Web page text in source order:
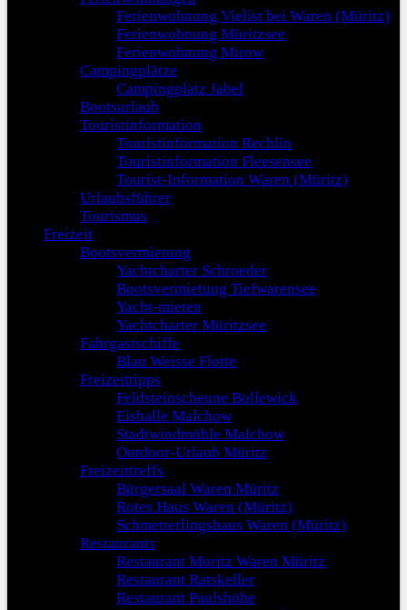
Ferienwohnung Vielist bei Waren (Müritz)
Ferienwohnung Müritzsee
Ferienwohnung Mirow
Campingplätze
Campingplatz Jabel
Bootsurlaub
Touristinformation
Touristinformation Rechlin
Touristinformation Fleesensee
Tourist-Information Waren (Müritz)
Urlaubsführer
Tourismus
Freizeit
Bootsvermietung
Yachtcharter Schroeder
Bootsvermietung Tiefwarensee
Yacht-mieten
Yachtcharter Müritzsee
Fahrgastschiffe
Blau Weisse Flotte
Freizeittipps
Feldsteinscheune Bollewick
Eishalle Malchow
Stadtwindmühle Malchow
Outdoor-Urlaub Müritz
Freizeittreffs
Bürgersaal Waren Müritz
Rotes Haus Waren (Müritz)
Schmetterlingshaus Waren (Müritz)
Restaurants
Restaurant Moritz Waren Müritz
Restaurant Ratskeller
Restaurant Paulshöhe